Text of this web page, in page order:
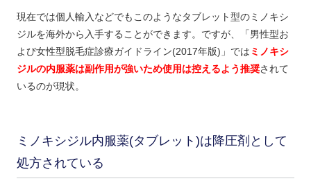
現在では個人輸入などでもこのようなタブレット型のミノキシ
ジルを海外から入手することができます。ですが、「男性型お
よび女性型脱毛症診療ガイドライン(2017年版)」では ミノキシ
ジルの内服薬は副作用が強いため使用は控えるよう推奨されて
いるのが現状。
ミノキシジル内服薬(タブレット)は降圧剤として
処方されている